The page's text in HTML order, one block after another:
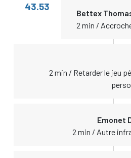
43.53
Bettex
2 min /
2 min / Retarder le jeu
Emonet
2 min / Autre